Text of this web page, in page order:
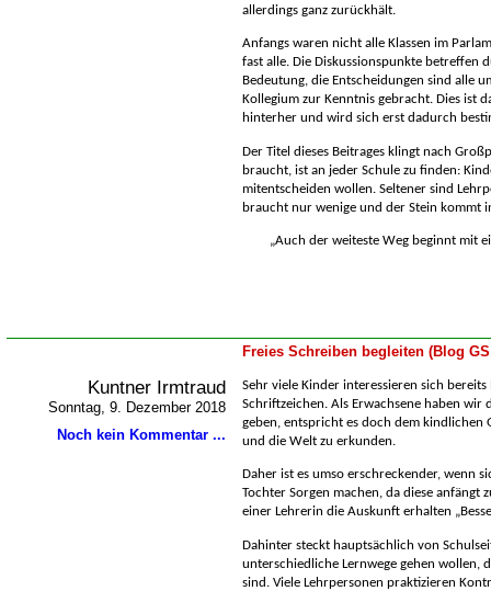
allerdings ganz zurückhält.
Anfangs waren nicht alle Klassen im
fast alle. Die Diskussionspunkte betreffen
Bedeutung, die Entscheidungen sind alle
Kollegium zur Kenntnis gebracht. Dies ist
hinterher und wird sich erst dadurch
Der Titel dieses Beitrages klingt nach
braucht, ist an jeder Schule zu finden:
mitentscheiden wollen. Seltener sind
braucht nur wenige und der Stein kommt
Auch der weiteste Weg beginnt mit
Freies Schreiben begleiten (Blog
Kuntner Irmtraud
Sonntag, 9. Dezember 2018
Noch kein Kommentar ...
Sehr viele Kinder interessieren sich
Schriftzeichen. Als Erwachsene haben wir
geben, entspricht es doch dem
und die Welt zu erkunden.
Daher ist es umso erschreckender, wenn
Tochter Sorgen machen, da diese anfängt
einer Lehrerin die Auskunft erhalten
Dahinter steckt hauptsächlich von
unterschiedliche Lernwege gehen wollen,
sind. Viele Lehrpersonen praktizieren